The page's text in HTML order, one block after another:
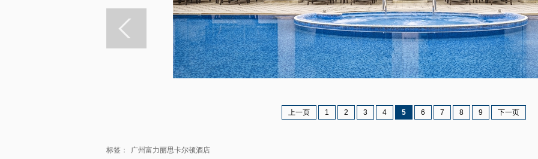
上一页 1 2 3 4 5 6 7 8 9 下一页
标签： 广州富力丽思卡尔顿酒店